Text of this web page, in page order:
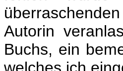
Autorin
Buchs, ein